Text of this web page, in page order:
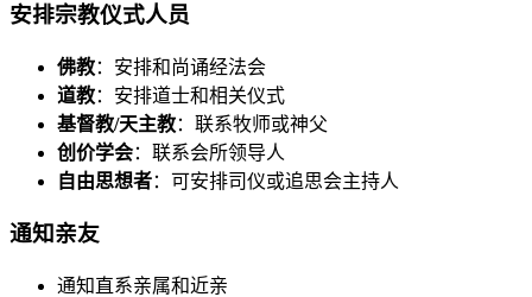
安排宗教仪式人员
佛教：安排和尚诵经法会
道教：安排道士和相关仪式
基督教/天主教：联系牧师或神父
创价学会：联系会所领导人
自由思想者：可安排司仪或追思会主持人
通知亲友
通知直系亲属和近亲